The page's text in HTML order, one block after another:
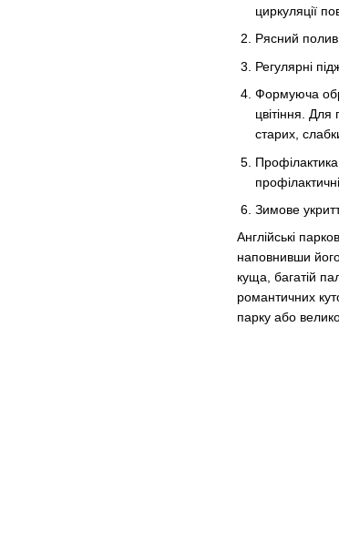
циркуляції
Рясний
Регулярні
Формуюча
цвітіння.
старих,
Зимове
Англійські
наповнивши
куща, багатій
романтичних
парку або